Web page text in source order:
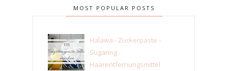
MOST POPULAR POSTS
Halawa - Zuckerpaste -
Sugaring -
Haarentfernungsmittel